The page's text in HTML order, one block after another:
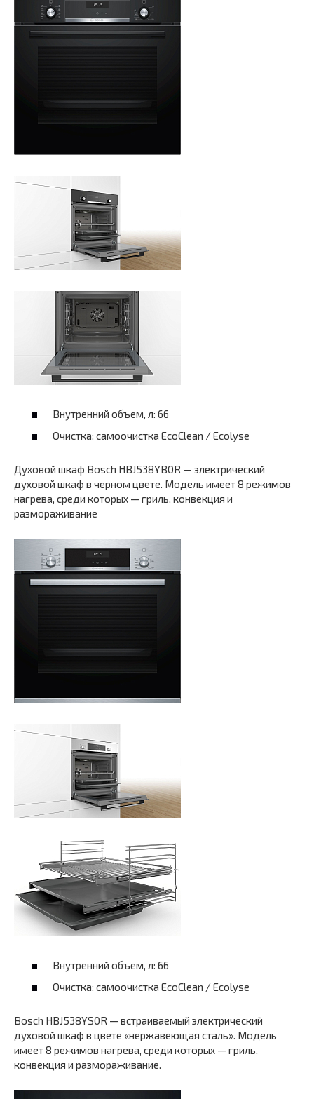
Внутренний объем, л: 66
Очистка: самоочистка EcoClean / Ecolyse
Духовой шкаф Bosch HBJ538YB0R — электрический
духовой шкаф в черном цвете. Модель имеет 8 режимов
нагрева, среди которых — гриль, конвекция и
размораживание
Внутренний объем, л: 66
Очистка: самоочистка EcoClean / Ecolyse
Bosch HBJ538YS0R — встраиваемый электрический
духовой шкаф в цвете «нержавеющая сталь». Модель
имеет 8 режимов нагрева, среди которых — гриль,
конвекция и размораживание.